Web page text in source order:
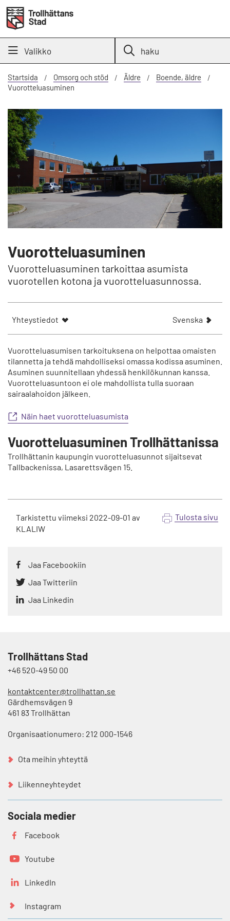
Valikko haku
Startsida Omsorg och stöd Äldre
Boende, äldre
Vuorotteluasuminen
Vuorotteluasuminen
Vuorotteluasuminen tarkoittaa asumista
vuorotellen kotona ja vuorotteluasunnossa.
Yhteystiedot
V
s
a
a
r
t
n
å
Svenska
Vuorotteluasumisen tarkoituksena on helpottaa omaisten
tilannetta ja tehdä mahdolliseksi omassa kodissa asuminen.
Asuminen suunnitellaan yhdessä henkilökunnan kanssa.
Vuorotteluasuntoon ei ole mahdollista tulla suoraan
sairaalahoidon jälkeen.
Näin haet vuorotteluasumista
Vuorotteluasuminen Trollhättanissa
Trollhättanin kaupungin vuorotteluasunnot sijaitsevat
Tallbackenissa, Lasarettsvägen 15.
Tarkistettu viimeksi 2022-09-01 av
KLALIW
Tulosta sivu
Jaa Facebookiin
Jaa Twitteriin
Jaa Linkedin
Trollhättans Stad
+46 520-49 50 00
kontaktcenter@trollhattan.se
Gärdhemsvägen 9
461 83 Trollhättan
Organisaationumero: 212 000-1546
Ota meihin yhteyttä
Liikenneyhteydet
Sociala medier
Facebook
Youtube
LinkedIn
Instagram